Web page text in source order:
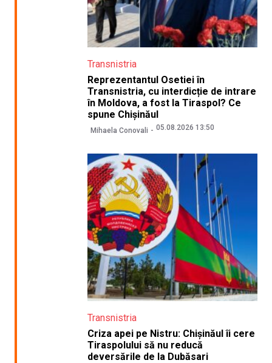
Transnistria
Reprezentantul Osetiei în
Transnistria, cu interdicție de intrare
în Moldova, a fost la Tiraspol? Ce
spune Chișinăul
Mihaela Conovali 05.08.2026 13:50
Transnistria
Criza apei pe Nistru: Chișinăul îi cere
Tiraspolului să nu reducă
deversările de la Dubăsari